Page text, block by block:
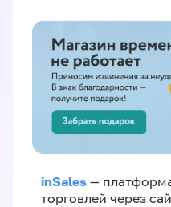
inSales —
торговлей через